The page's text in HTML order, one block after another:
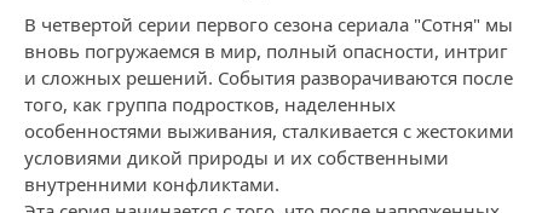
В четвертой серии первого сезона сериала "Сотня" мы
вновь погружаемся в мир, полный опасности, интриг
и сложных решений. События разворачиваются после
того, как группа подростков, наделенных
особенностями выживания, сталкивается с жестокими
условиями дикой природы и их собственными
внутренними конфликтами.